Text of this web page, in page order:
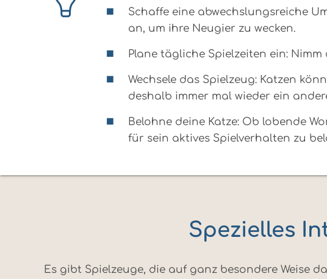
Schaffe eine abwechslungsreiche
an, um ihre Neugier zu wecken.
Plane tägliche Spielzeiten ein:
Wechsele das Spielzeug: Katzen
deshalb immer mal wieder ein
Belohne deine Katze: Ob lobende
für sein aktives Spielverhalten zu
Spezielles
Es gibt Spielzeuge, die auf ganz besondere Weise